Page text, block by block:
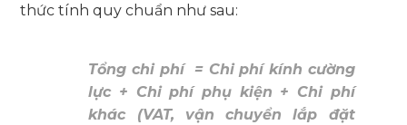
thức tính quy chuẩn như sau:
Tổng chi phí = Chi phí kính cường
lực + Chi phí phụ kiện + Chi phí
khác (VAT, vận chuyển lắp đặt